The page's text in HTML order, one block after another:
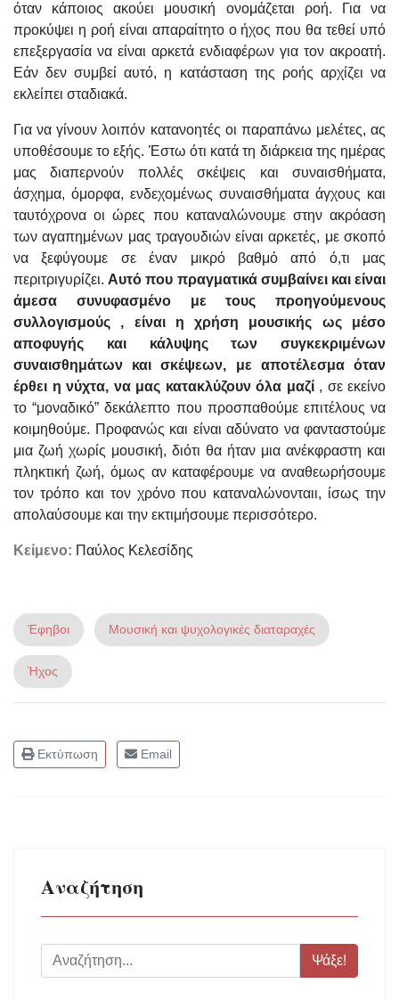
όταν κάποιος ακούει μουσική ονομάζεται ροή. Για να
προκύψει η ροή είναι απαραίτητο ο ήχος που θα τεθεί υπό
επεξεργασία να είναι αρκετά ενδιαφέρων για τον ακροατή.
Εάν δεν συμβεί αυτό, η κατάσταση της ροής αρχίζει να
εκλείπει σταδιακά.
Για να γίνουν λοιπόν κατανοητές οι παραπάνω μελέτες, ας
υποθέσουμε το εξής. Έστω ότι κατά τη διάρκεια της ημέρας
μας διαπερνούν πολλές σκέψεις και συναισθήματα,
άσχημα, όμορφα, ενδεχομένως συναισθήματα άγχους και
ταυτόχρονα οι ώρες που καταναλώνουμε στην ακρόαση
των αγαπημένων μας τραγουδιών είναι αρκετές, με σκοπό
να ξεφύγουμε σε έναν μικρό βαθμό από ό,τι μας
περιτριγυρίζει. Αυτό που πραγματικά συμβαίνει και είναι
άμεσα συνυφασμένο με τους προηγούμενους
συλλογισμούς , είναι η χρήση μουσικής ως μέσο
αποφυγής και κάλυψης των συγκεκριμένων
συναισθημάτων και σκέψεων, με αποτέλεσμα όταν
έρθει η νύχτα, να μας κατακλύζουν όλα μαζί, σε εκείνο
το “μοναδικό” δεκάλεπτο που προσπαθούμε επιτέλους να
κοιμηθούμε. Προφανώς και είναι αδύνατο να φανταστούμε
μια ζωή χωρίς μουσική, διότι θα ήταν μια ανέκφραστη και
πληκτική ζωή, όμως αν καταφέρουμε να αναθεωρήσουμε
τον τρόπο και τον χρόνο που καταναλώνονταιι, ίσως την
απολαύσουμε και την εκτιμήσουμε περισσότερο.
Κείμενο: Παύλος Κελεσίδης
Έφηβοι Μουσική και ψυχολογικές διαταραχές
Ήχος
Εκτύπωση Email
Αναζήτηση
Ψάξε!